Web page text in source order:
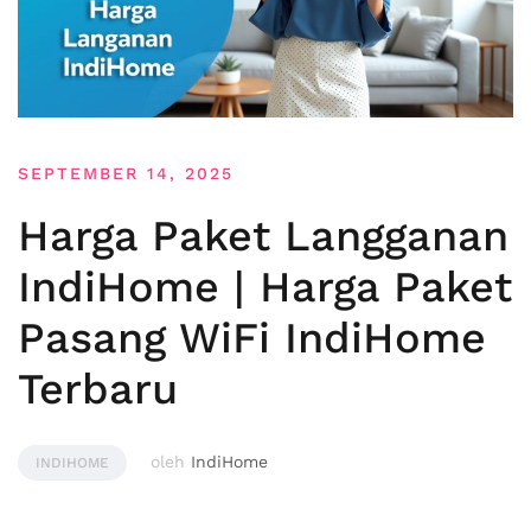
SEPTEMBER 14, 2025
Harga Paket Langganan
IndiHome | Harga Paket
Pasang WiFi IndiHome
Terbaru
INDIHOME oleh IndiHome